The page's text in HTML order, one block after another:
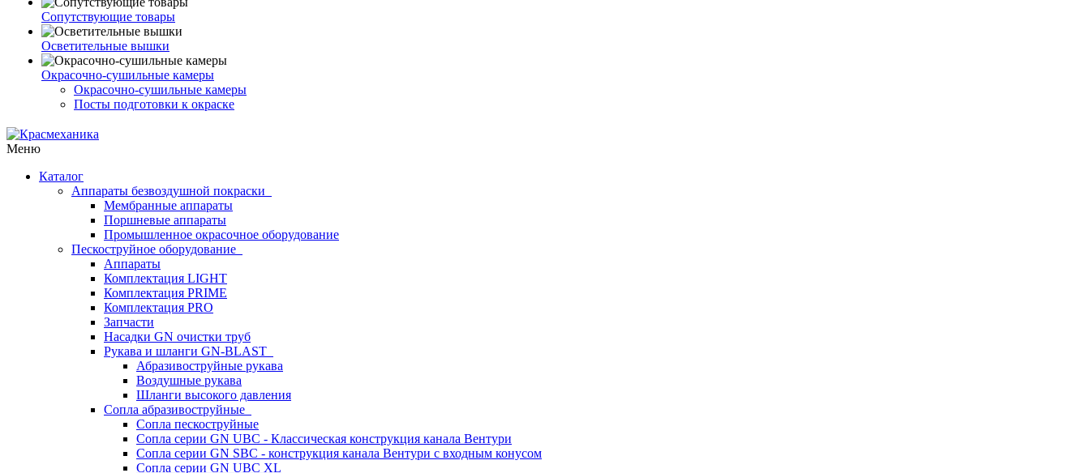
Сопутствующие товары
Осветительные вышки
Окрасочно-сушильные камеры
Окрасочно-сушильные камеры
Посты подготовки к окраске
Меню
Каталог
Аппараты безвоздушной покраски
Мембранные аппараты
Поршневые аппараты
Промышленное окрасочное оборудование
Пескоструйное оборудование
Аппараты
Комплектация LIGHT
Комплектация PRIME
Комплектация PRO
Запчасти
Насадки GN очистки труб
Рукава и шланги GN-BLAST
Абразивоструйные рукава
Воздушные рукава
Шланги высокого давления
Сопла абразивоструйные
Сопла пескоструйные
Сопла серии GN UBC - Классическая конструкция канала Вентури
Сопла серии GN SBC - конструкция канала Вентури c входным конусом
Сопла серии GN UBC XL